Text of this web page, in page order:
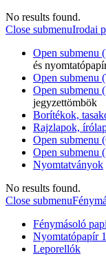
No results found.
Close submenuIrodai
Open submenu
és
Open submenu
Open submenu
jegyzettömbök
Borítékok,
Rajzlapok,
Open submenu
Open submenu
Nyomtatványok
No results found.
Close submenu
Fénymásoló
Nyomtatópapír
Leporellók